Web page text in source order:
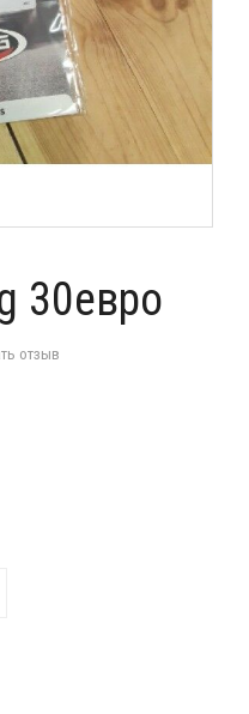
30евро
отзыв